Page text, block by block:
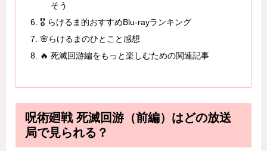
そう
🎖️ らけるま的おすすめBlu-rayランキング
🌸らけるまのひとこと感想
🔥 死滅回游編をもっと楽しむための関連記事
呪術廻戦 死滅回游（前編）はどの放送
局で見られる？